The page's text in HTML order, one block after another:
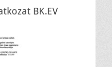
BK.EV